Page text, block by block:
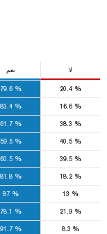
نعم لا
%
79.6 %
20.4
%
83.4 %
16.6
%
61.7 %
%
59.5 %
40.5
%
60.5 %
39.5
%
81.8 %
18.2
% %
% %
21.9
%
91.7 %